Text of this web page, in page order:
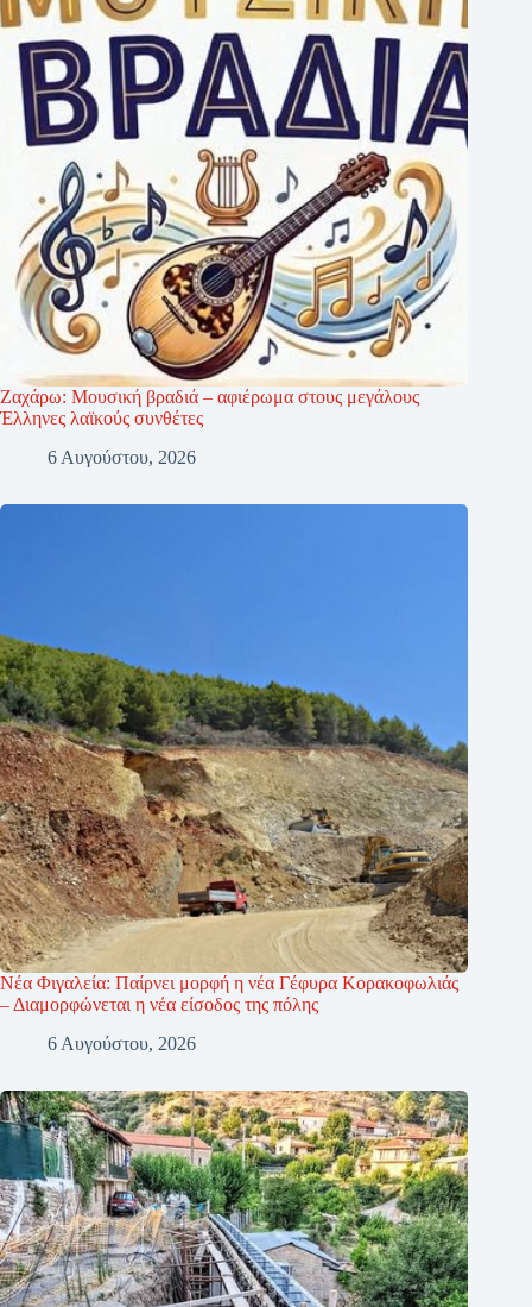
Ζαχάρω: Μουσική βραδιά – αφιέρωμα στους μεγάλους
Έλληνες λαϊκούς συνθέτες
6 Αυγούστου, 2026
Νέα Φιγαλεία: Παίρνει μορφή η νέα Γέφυρα Κορακοφωλιάς
– Διαμορφώνεται η νέα είσοδος της πόλης
6 Αυγούστου, 2026